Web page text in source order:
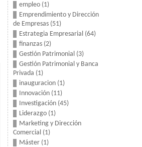
empleo (1)
Emprendimiento y Dirección
de Empresas (51)
Estrategia Empresarial (64)
finanzas (2)
Gestión Patrimonial (3)
Gestión Patrimonial y Banca
Privada (1)
inauguracion (1)
Innovación (11)
Investigación (45)
Liderazgo (1)
Marketing y Dirección
Comercial (1)
Máster (1)